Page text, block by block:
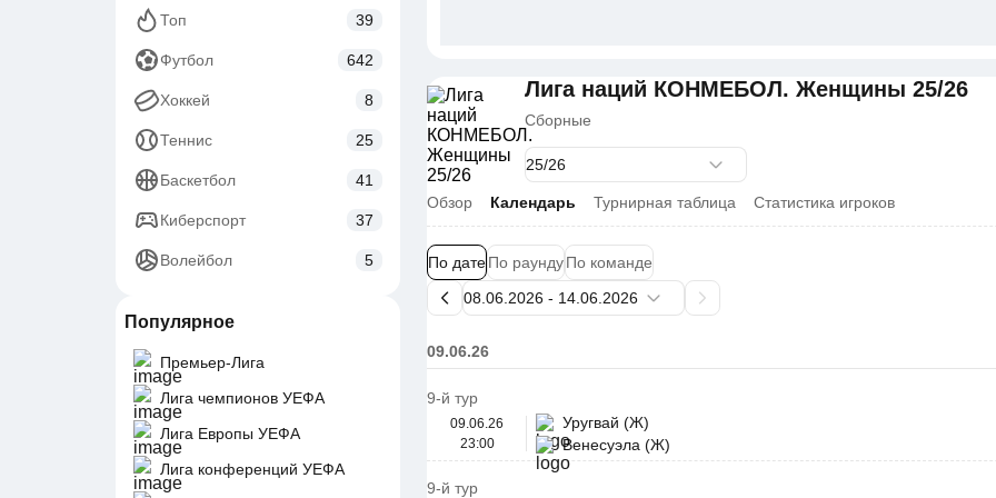
Топ 39
Футбол 642
Хоккей 8
Теннис 25
Баскетбол 41
Киберспорт 37
Волейбол 5
Популярное
Премьер-Лига
Лига чемпионов УЕФА
Лига Европы УЕФА
Лига конференций УЕФА
Лига наций КОНМЕБОЛ. Женщины 25/26
Сборные
Обзор Календарь Турнирная таблица Статистика игроков
По датеПо раундуПо команде
09.06.26
9-й тур
09.06.26
23:00
Уругвай (Ж)
Венесуэла (Ж)
9-й тур